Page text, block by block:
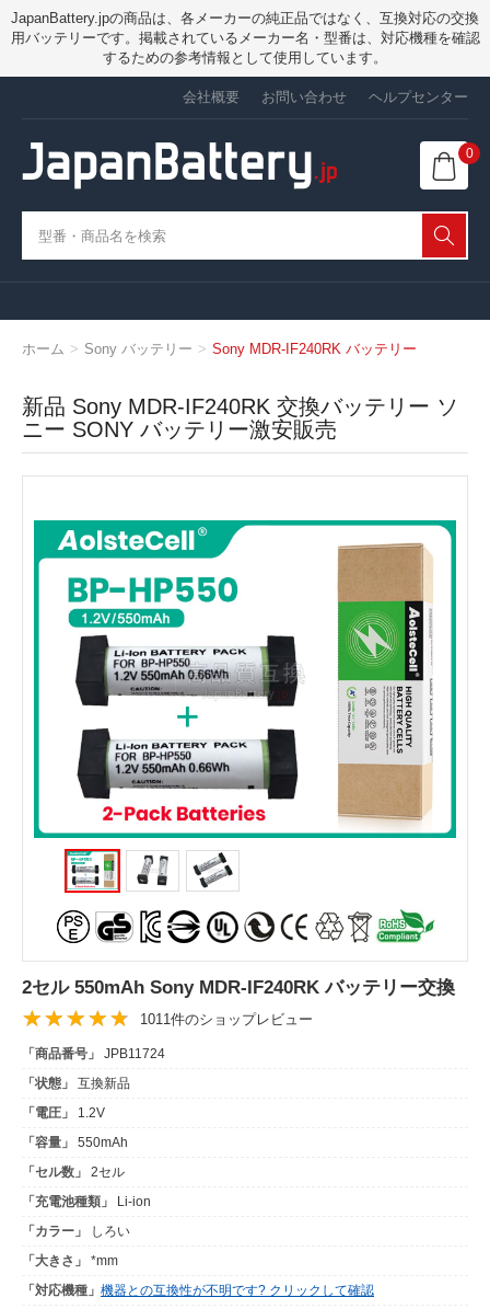
JapanBattery.jpの商品は、各メーカーの純正品ではなく、互換対応の交換
用バッテリーです。掲載されているメーカー名・型番は、対応機種を確認
するための参考情報として使用しています。
会社概要 お問い合わせ ヘルプセンター
0
ホーム Sony バッテリー Sony MDR-IF240RK バッテリー
新品 Sony MDR-IF240RK 交換バッテリー ソ
ニー SONY バッテリー激安販売
2セル 550mAh Sony MDR-IF240RK バッテリー交換
1011件のショップレビュー
「商品番号」
JPB11724
「状態」
互換新品
「電圧」
1.2V
「容量」
550mAh
「セル数」
2セル
「充電池種類」
Li-ion
「カラー」
しろい
「大きさ」
*mm
「対応機種」 機器との互換性が不明です? クリックして確認